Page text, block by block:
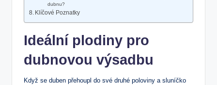
dubnu?
Klíčové Poznatky
Ideální plodiny pro
dubnovou výsadbu
Když se duben přehoupl do své druhé poloviny a sluníčko